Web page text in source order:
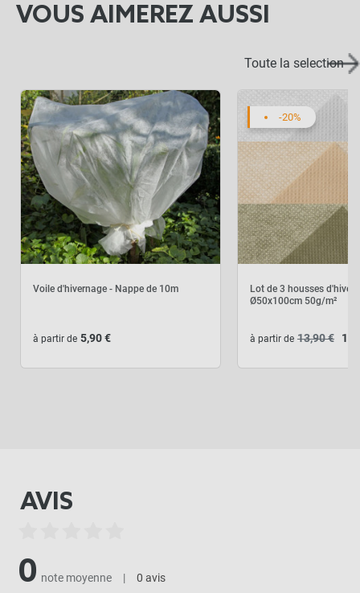
VOUS AIMEREZ AUSSI
Toute la selection
Voile d'hivernage - Nappe de 10m
à partir de 5,90 €
-20%
Lot de 3 housses
Ø50x100cm 50g/m²
à partir de 13,90 €
AVIS
0 note moyenne | 0 avis